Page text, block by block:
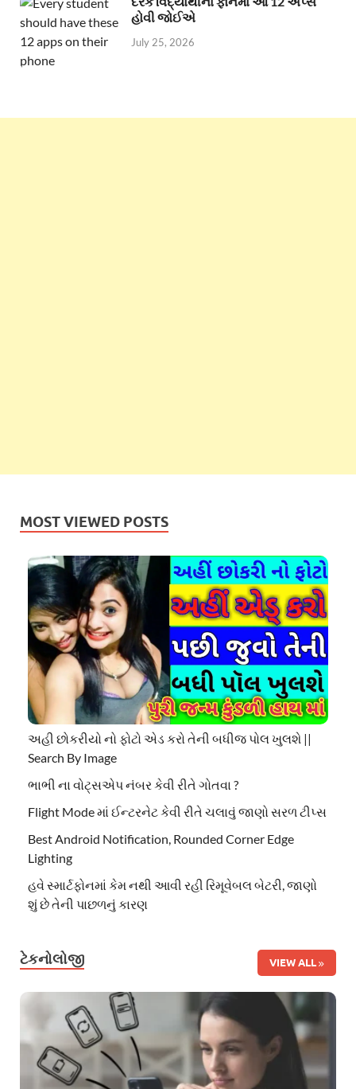
હોવી જોઈએ
July 25, 2026
MOST VIEWED POSTS
અહી છોકરીયો નો ફોટો એડ કરો તેની બધીજ પોલ ખુલશે ||
Search By Image
ભાભી ના વોટ્સએપ નંબર કેવી રીતે ગોતવા ?
Flight Mode માં ઈન્ટરનેટ કેવી રીતે ચલાવું જાણો સરળ ટીપ્સ
Best Android Notification, Rounded Corner Edge
Lighting
હવે સ્માર્ટફોનમાં કેમ નથી આવી રહી રિમૂવેબલ બેટરી, જાણો
શું છે તેની પાછળનું કારણ
ટેકનોલોજી VIEW ALL